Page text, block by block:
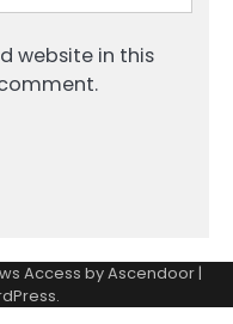
website in this
Access byAscendoor |
.